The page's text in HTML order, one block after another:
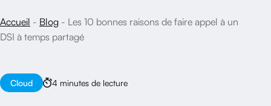
Accueil Blog
Les 10 bonnes raisons de faire appel à un
DSI à temps partagé
Cloud 4 minutes de lecture